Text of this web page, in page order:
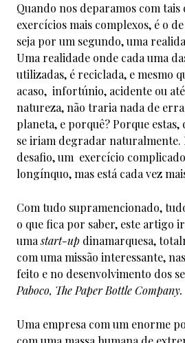
Quando nos deparamos com tais
exercícios mais complexos, é o
seja por um segundo, uma
Uma realidade onde cada uma
utilizadas, é reciclada, e mesmo
acaso, infortúnio, acidente ou
natureza, não traria nada de
planeta, e porquê? Porque estas,
se iriam degradar naturalmente.
desafio, um exercício
longínquo, mas está cada vez
Com tudo supramencionado,
o que fica por saber, este artigo
umastart-up dinamarquesa,
com uma missão interessante,
feito e no desenvolvimento dos
Paboco, The Paper Bottle Company.
Uma empresa com um enorme